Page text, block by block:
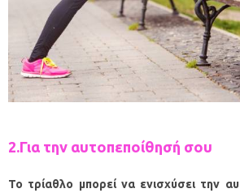
2.Για την αυτοπεποίθησή σου
Το τρίαθλο μπορεί να ενισχύσει την